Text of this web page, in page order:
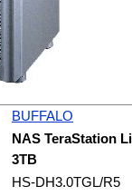
BUFFALO
NAS TeraStation
3TB
HS-DH3.0TGL/R5